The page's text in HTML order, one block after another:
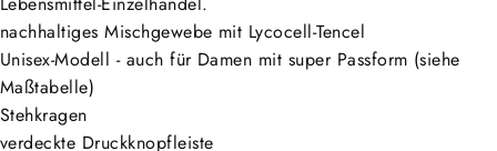
nachhaltiges Mischgewebe mit Lycocell-Tencel
Unisex-Modell - auch für Damen mit super Passform (siehe
Maßtabelle)
Stehkragen
verdeckte Druckknopfleiste